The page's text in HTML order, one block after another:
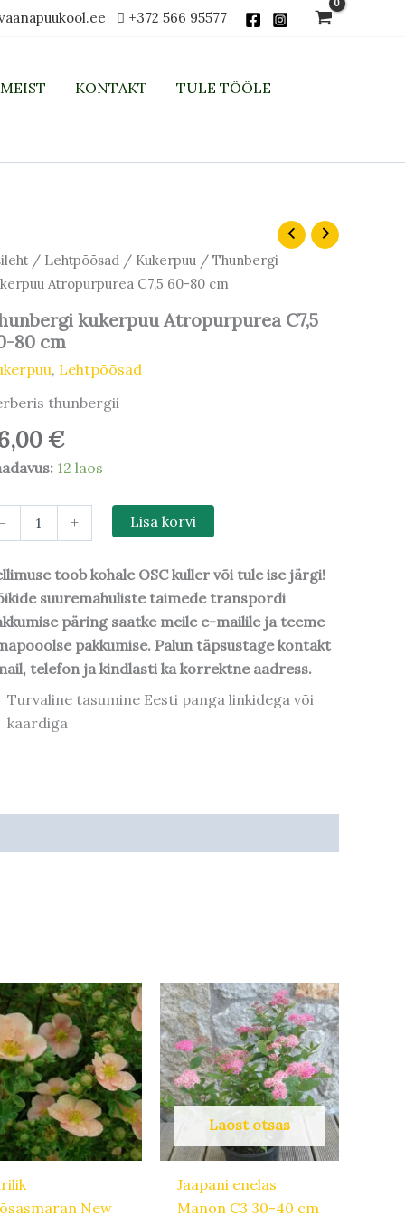
+372 566 95577
MEIST KONTAKT TULE TÖÖLE
/ Lehtpõõsad / Kukerpuu / Thunbergi
Atropurpurea C7,5 60-80 cm
kukerpuu Atropurpurea C7,5
80 cm
, Lehtpõõsad
thunbergii
€
12 laos
- + Lisa korvi
toob kohale OSC kuller või tule ise järgi!
suuremahuliste taimede transpordi
päring saatke meile e-mailile ja teeme
pakkumise. Palun täpsustage kontakt
telefon ja kindlasti ka korrektne aadress.
Turvaline tasumine Eesti panga linkidega või
kaardiga
New
Laost otsas
Jaapani enelas
Manon C3 30-40 cm